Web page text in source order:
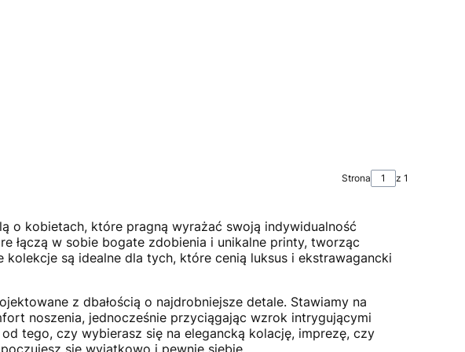
Strona z 1
o kobietach, które pragną wyrażać swoją indywidualność
łączą w sobie bogate zdobienia i unikalne printy, tworząc
są idealne dla tych, które cenią luksus i ekstrawagancki
z dbałością o najdrobniejsze detale. Stawiamy na
noszenia, jednocześnie przyciągając wzrok intrygującymi
tego, czy wybierasz się na elegancką kolację, imprezę, czy